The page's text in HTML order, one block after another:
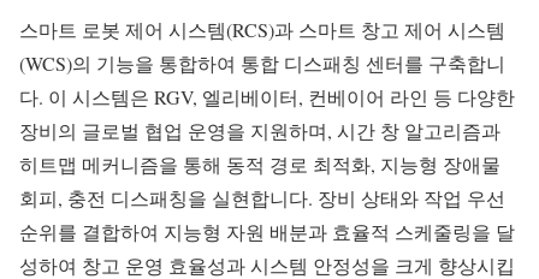
스마트 로봇 제어 시스템(RCS)과 스마트 창고 제어 시스템
(WCS)의 기능을 통합하여 통합 디스패칭 센터를 구축합니
다. 이 시스템은 RGV, 엘리베이터, 컨베이어 라인 등 다양한
장비의 글로벌 협업 운영을 지원하며, 시간 창 알고리즘과
히트맵 메커니즘을 통해 동적 경로 최적화, 지능형 장애물
회피, 충전 디스패칭을 실현합니다. 장비 상태와 작업 우선
순위를 결합하여 지능형 자원 배분과 효율적 스케줄링을 달
성하여 창고 운영 효율성과 시스템 안정성을 크게 향상시킵